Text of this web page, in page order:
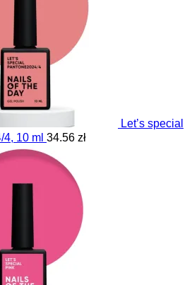
Let’s special
10 ml 34.56 zł